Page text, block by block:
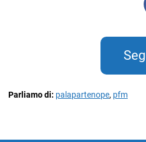
Parliamo di: palapartenope, pfm